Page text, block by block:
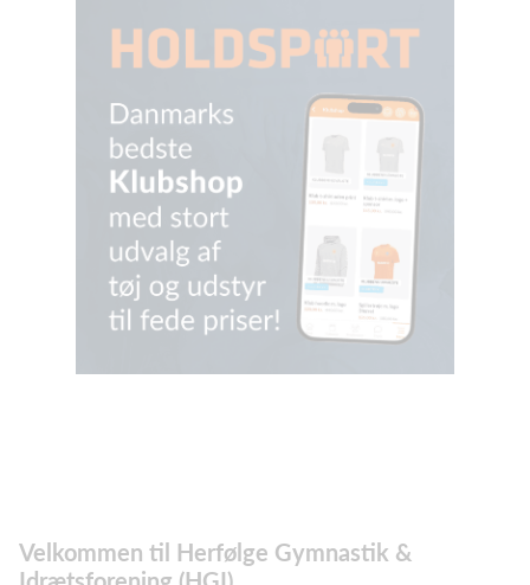
Velkommen til Herfølge Gymnastik &